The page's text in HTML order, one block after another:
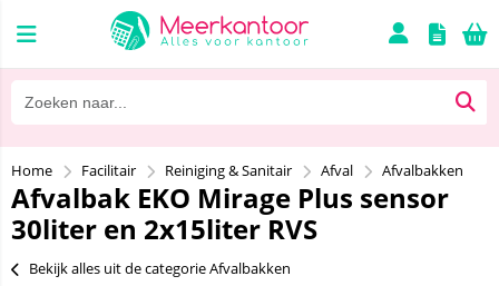
Home Facilitair Reiniging & Sanitair Afval Afvalbakken
Afvalbak EKO Mirage Plus sensor
30liter en 2x15liter RVS
Bekijk alles uit de categorie Afvalbakken